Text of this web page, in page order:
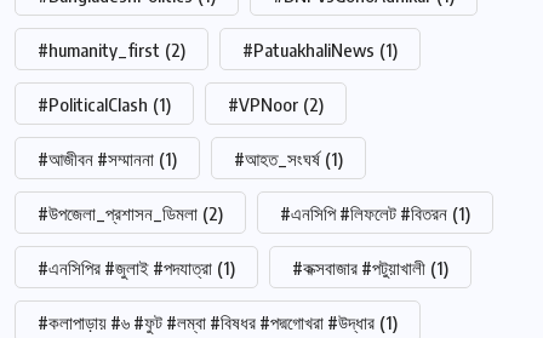
#humanity_first (2) #PatuakhaliNews (1)
#PoliticalClash (1) #VPNoor (2)
#আজীবন #সম্মাননা (1) #আহত_সংঘর্ষ (1)
#উপজেলা_প্রশাসন_ডিমলা (2) #এনসিপি #লিফলেট #বিতরন (1)
#এনসিপির #জুলাই #পদযাত্রা (1) #কক্সবাজার #পটুয়াখালী (1)
#কলাপাড়ায় #৬ #ফুট #লম্বা #বিষধর #পদ্মগোখরা #উদ্ধার (1)